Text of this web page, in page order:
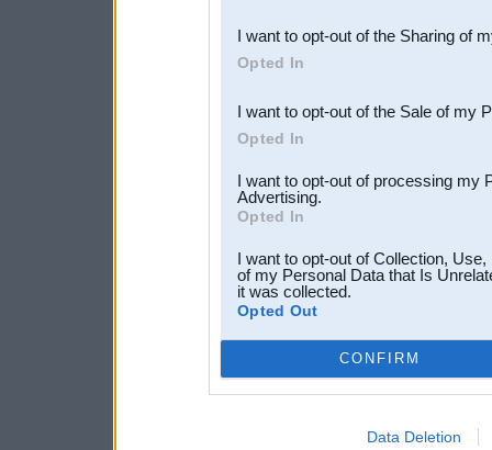
Downstream Participants
third parties.
I want to opt-out of the Sharing of
Opted In
I want to opt-out of the Sale of my
Opted In
I want to opt-out of processing my
Advertising.
Opted In
I want to opt-out of Collection,
of my Personal Data that Is
it was collected.
Opted Out
CONFIRM
Data Deletion